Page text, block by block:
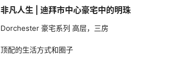
非凡人生 | 迪拜市中心豪宅中的明珠
Dorchester 豪宅系列 高层，三房
顶配的生活方式和圈子